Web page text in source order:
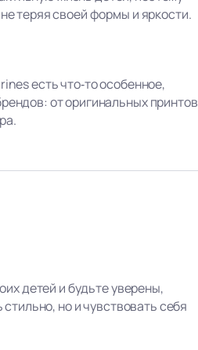
теряя своей формы и яркости.
есть что‑то особенное,
от оригинальных принтов
детей и будьте уверены,
но и чувствовать себя